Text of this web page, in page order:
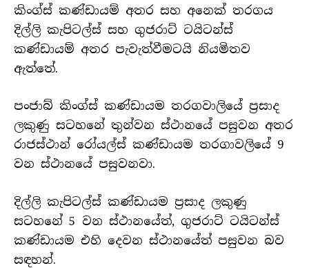
කිංග්ස් කණ්ඩායම් අතර සහ අනෙක් තරගය
දිල්ලි කැපිටල්ස් සහ ගුජරාට් ටයිටන්ස්
කණ්ඩායම් අතර පැවැත්වීමටයි නියමිතව
ඇත්තේ.
පංජාබ් කිංග්ස් කණ්ඩායම තරගවාලියේ ප්‍රසාද
ලකුණු සටහනේ තුන්වන ස්ථානයේ පසුවන අතර
රාජස්ථාන් රෝයල්ස් කණ්ඩායම තරගාවලියේ 9
වන ස්ථානයේ පසුවනවා.
දිල්ලි කැපිටල්ස් කණ්ඩායම ප්‍රසාද ලකුණු
සටහනේ 5 වන ස්ථානයේත්, ගුජරාට් ටයිටන්ස්
කණ්ඩායම එහි දෙවන ස්ථානයේත් පසුවන බව
සඳහන්.